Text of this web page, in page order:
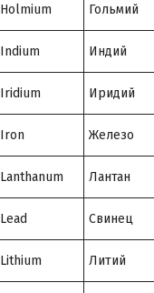
Holmium Гольмий
Indium Индий
Iridium Иридий
Iron Железо
Lanthanum Лантан
Lead Свинец
Lithium Литий